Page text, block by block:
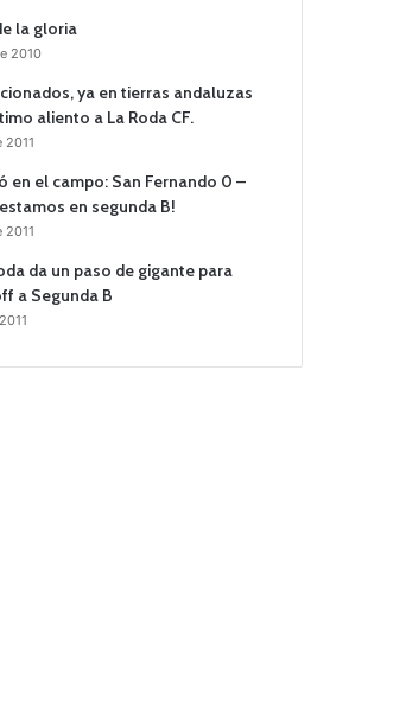
la gloria
2010
ya en tierras andaluzas
aliento a La Roda CF.
2011
en el campo: San Fernando 0 –
estamos en segunda B!
2011
da un paso de gigante para
a Segunda B